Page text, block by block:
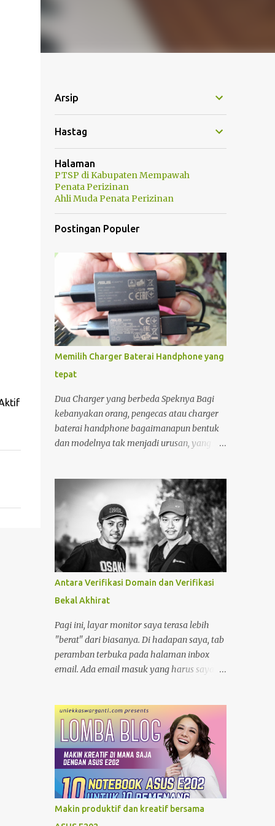
Arsip
Hastag
Halaman
PTSP di Kabupaten Mempawah
Penata Perizinan
Ahli Muda Penata Perizinan
Postingan Populer
Memilih Charger Baterai Handphone yang
tepat
Dua Charger yang berbeda Speknya Bagi
kebanyakan orang, pengecas atau charger
baterai handphone bagaimanapun bentuk
dan modelnya tak menjadi urusan, yang
Kalau di rumah, yang gadget atau
smartphonenya memiliki terminal yang
sama biasanya charger ayah di pakai ibu,
charger adik dipakai kakak. Apalagi kalau
ditengah perjalanan kehabisan baterai,
minjam charger di warung atau toko. nggak
tahu speknya asal maen colok-colokin.
Antara Verifikasi Domain dan Verifikasi
Bekal Akhirat
Pagi ini, layar monitor saya terasa lebih
"berat" dari biasanya. Di hadapan saya, tab
peramban terbuka pada halaman inbox
email. Ada email masuk yang harus saya
kepemilikan yang cukup menyita perhatian.
Bagi seorang pengelola blog, domain bukan
sekadar alamat digital, melainkan identitas
dan rumah bagi pikiran-pikiran yang kita
bagikan. Moko dan Freddy Mungkin karena
terlalu fokus, garis-garis di kening saya
tercetak jelas. Suasana ruangan yang
tenang membuat setiap ketukan jari di atas
Makin produktif dan kreatif bersama